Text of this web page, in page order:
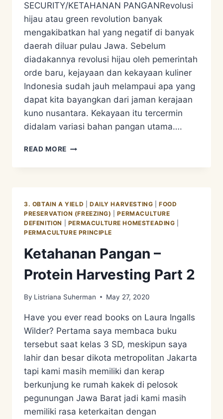
SECURITY/KETAHANAN PANGANRevolusi
hijau atau green revolution banyak
mengakibatkan hal yang negatif di banyak
daerah diluar pulau Jawa. Sebelum
diadakannya revolusi hijau oleh pemerintah
orde baru, kejayaan dan kekayaan kuliner
Indonesia sudah jauh melampaui apa yang
dapat kita bayangkan dari jaman kerajaan
kuno nusantara. Kekayaan itu tercermin
didalam variasi bahan pangan utama….
READ MORE USE
VALUE
FOOD
DIVERSITY
3. OBTAIN A YIELD DAILY HARVESTING |FOOD
PRESERVATION (FREEZING)
|PERMACULTURE
DEFENITION
PERMACULTURE HOMESTEADING
PERMACULTURE PRINCIPLE
Ketahanan Pangan –
Protein Harvesting Part 2
By Listriana Suherman May 27, 2020
Have you ever read books on Laura Ingalls
Wilder? Pertama saya membaca buku
tersebut saat kelas 3 SD, meskipun saya
lahir dan besar dikota metropolitan Jakarta
tapi kami masih memiliki dan kerap
berkunjung ke rumah kakek di pelosok
pegunungan Jawa Barat jadi kami masih
memiliki rasa keterkaitan dengan